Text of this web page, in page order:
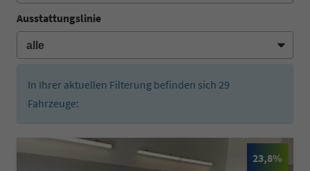
Ausstattungslinie
In Ihrer aktuellen Filterung befinden sich 29
Fahrzeuge:
23,8%